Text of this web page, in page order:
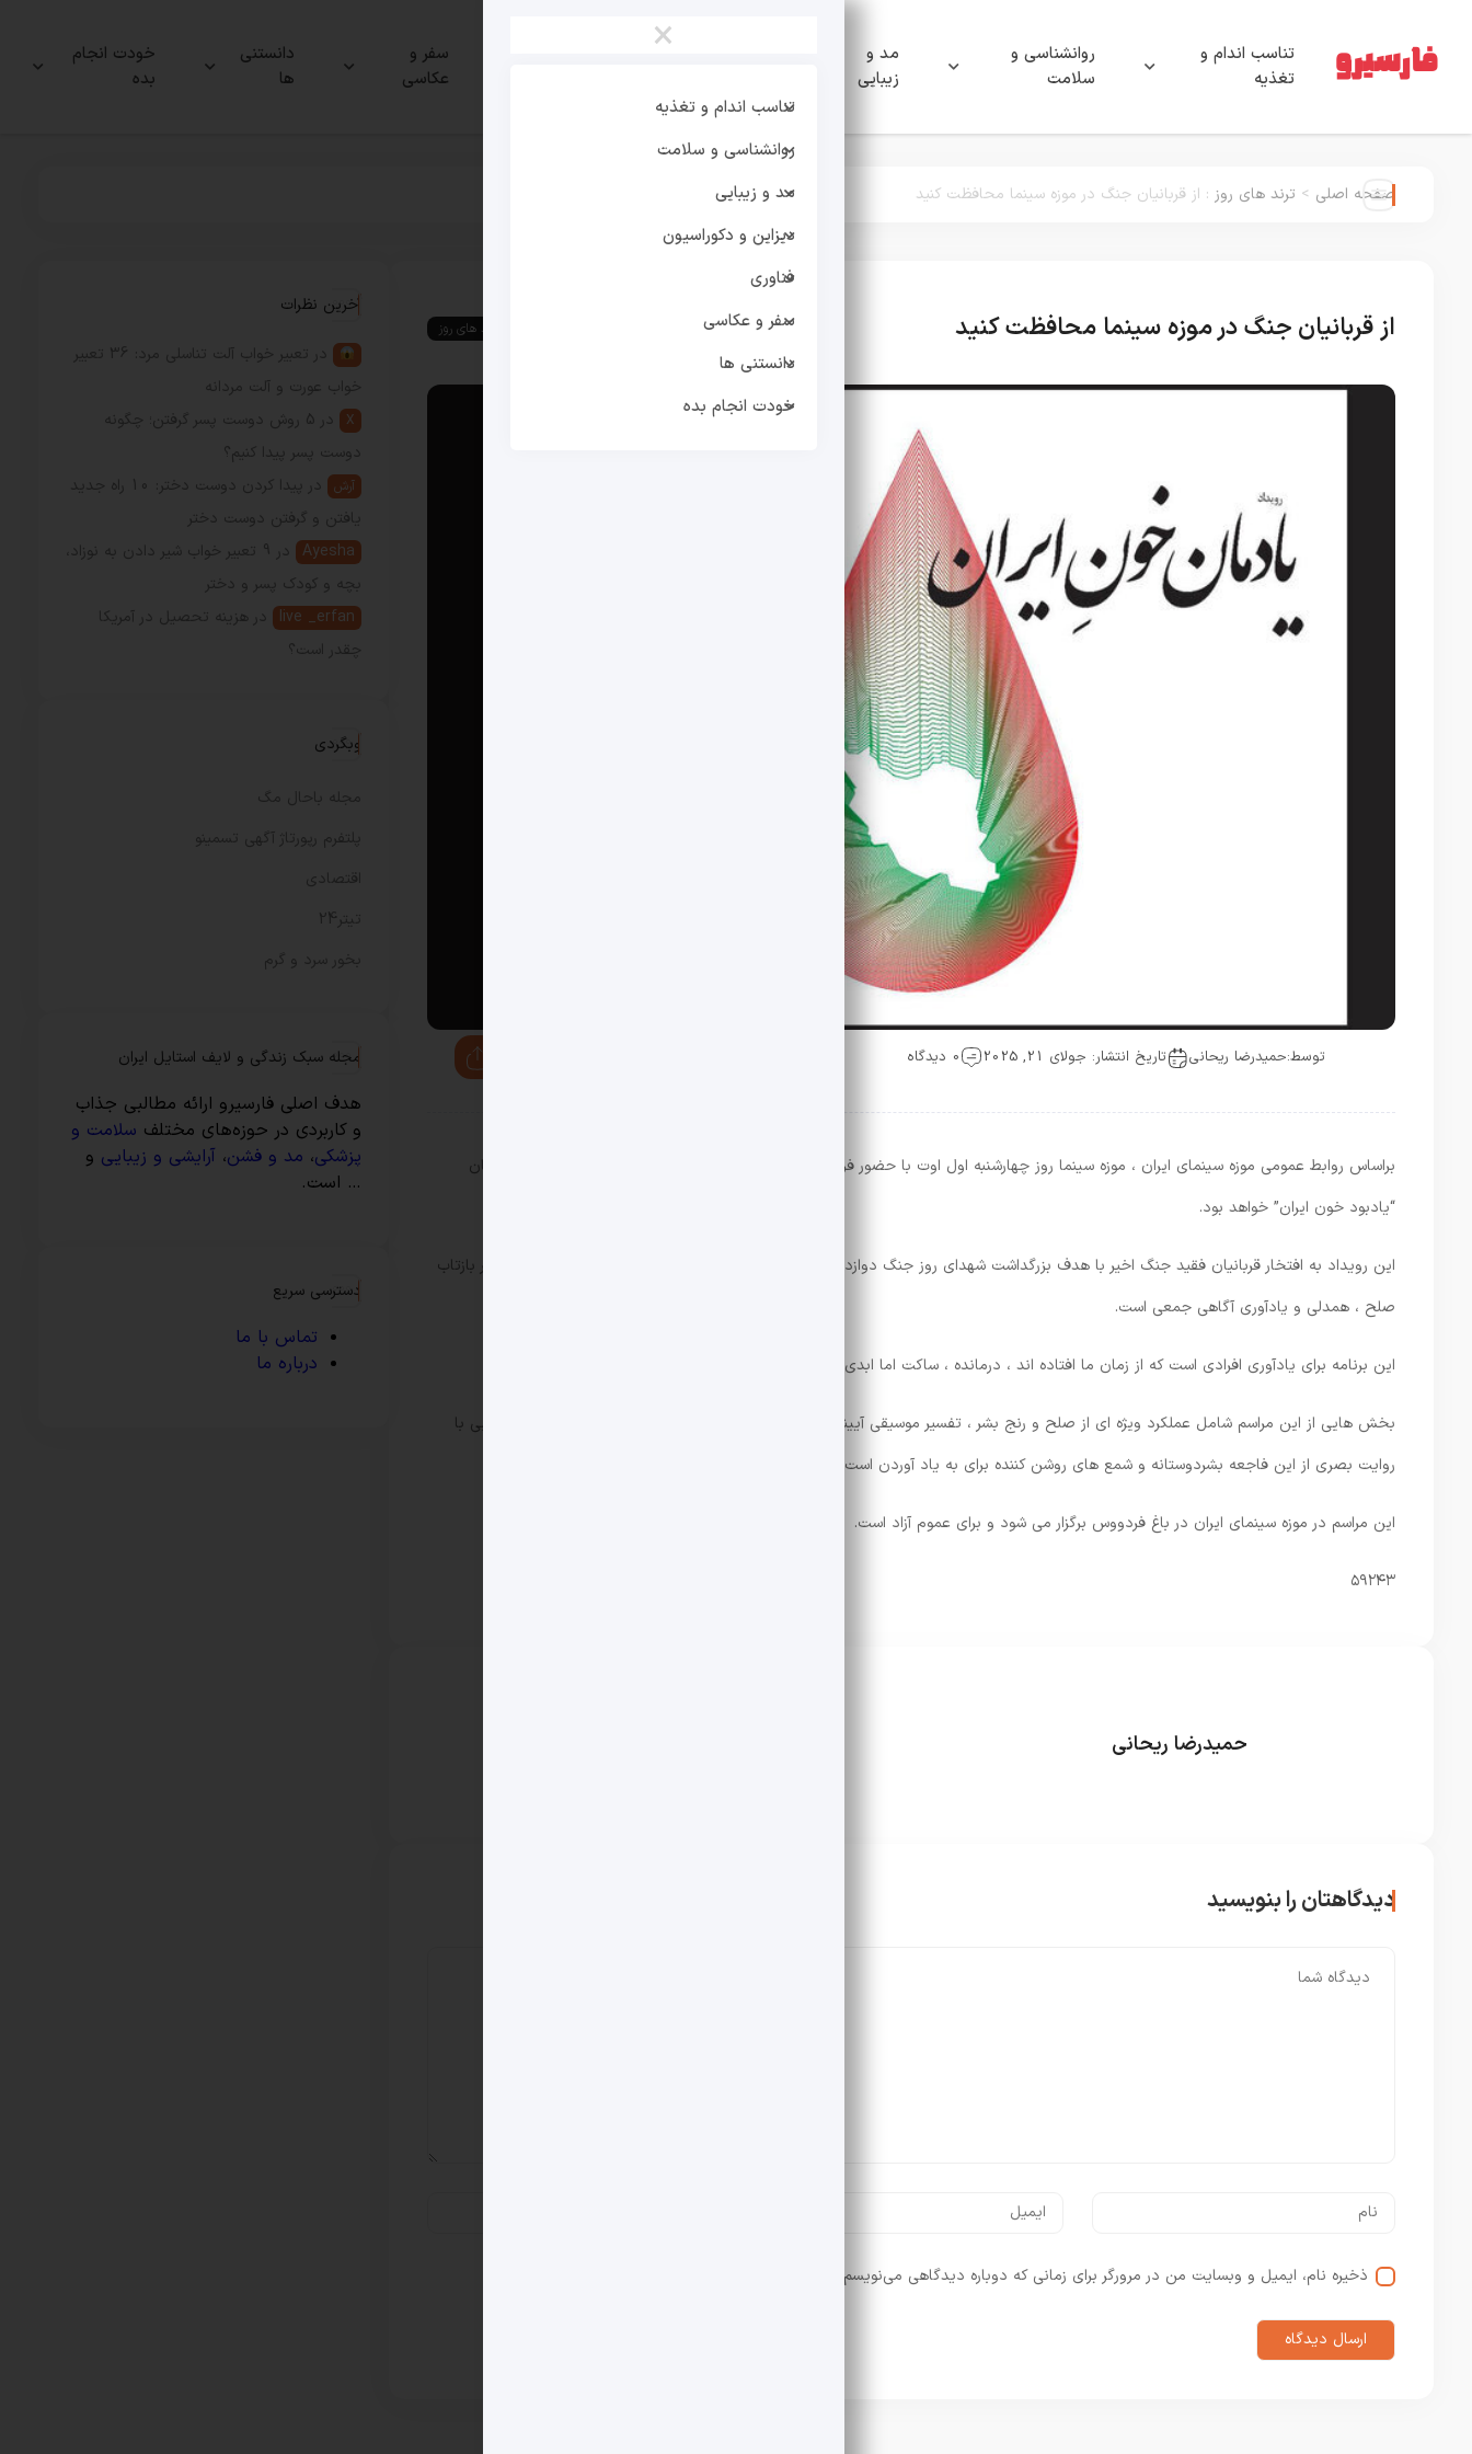
تناسب اندام و
تغذیه
روانشناسی و
سلامت
مد و
زیبایی
سفر و
عکاسی
دانستنی
ها
خودت انجام
بده
×
تناسب اندام و تغذیه
روانشناسی و سلامت
مد و زیبایی
دیزاین و دکوراسیون
فناوری
سفر و عکاسی
دانستنی ها
خودت انجام بده
صفحه اصلی > ترند های روز : از قربانیان جنگ در موزه سینما محافظت کنید
از قربانیان جنگ در موزه سینما محافظت کنید ترند های روز
توسط:حمیدرضا ریحانی تاریخ انتشار: جولای 21, 2025 0 دیدگاه
براساس روابط عمومی موزه سینمای ایران ، موزه سینما روز چهارشنبه اول اوت با حضور فرهنگ ، هنرمندان ، همراهان رسانه ای و عموم مردم ، میزبان
“یادبود خون ایران” خواهد بود.
این رویداد به افتخار قربانیان فقید جنگ اخیر با هدف بزرگداشت شهدای روز جنگ دوازده روز برگزار می شود. یک آیین فرهنگی و هنری که مبتنی بر بازتاب
صلح ، همدلی و یادآوری آگاهی جمعی است.
این برنامه برای یادآوری افرادی است که از زمان ما افتاده اند ، درمانده ، ساکت اما ابدی.
بخش هایی از این مراسم شامل عملکرد ویژه ای از صلح و رنج بشر ، تفسیر موسیقی آیینی ، کنفرانس چهره های هنری و فرهنگی ، انتقال کلیپ هایی با
روایت بصری از این فاجعه بشردوستانه و شمع های روشن کننده برای به یاد آوردن است.
این مراسم در موزه سینمای ایران در باغ فردووس برگزار می شود و برای عموم آزاد است.
۵۹۲۴۳
حمیدرضا ریحانی
دیدگاهتان را بنویسید
ذخیره نام، ایمیل و وبسایت من در مرورگر برای زمانی که دوباره دیدگاهی می‌نویسم.
آخرین نظرات
در
تعبیر خواب آلت تناسلی مرد: 36 تعبیر
خواب عورت و آلت مردانه
X در
5 روش دوست پسر گرفتن؛ چگونه
دوست پسر پیدا کنیم؟
آرش در
پیدا کردن دوست دختر: 10 راه جدید
یافتن و گرفتن دوست دختر
Ayesha
در
9 تعبیر خواب شیر دادن به نوزاد،
بچه و کودک پسر و دختر
live _erfan
در
هزینه تحصیل در آمریکا
چقدر است؟
وبگردی
مجله باحال مگ
پلتفرم رپورتاژ آگهی تسمینو
اقتصادی
تیتر24
بخور سرد و گرم
مجله سبک زندگی و لایف استایل ایران
هدف اصلی فارسیرو ارائه مطالبی جذاب
و کاربردی در حوزه‌های مختلف سلامت و
پزشکی، مد و فشن، آرایشی و زیبایی و
… است.
دسترسی سریع
تماس با ما
درباره ما